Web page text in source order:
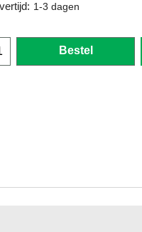
1-3 dagen
Bestel